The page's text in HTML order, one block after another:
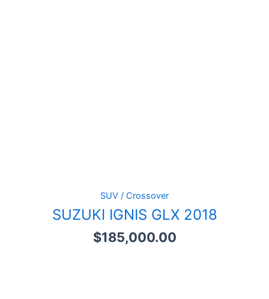
SUV / Crossover
SUZUKI IGNIS GLX 2018
$185,000.00